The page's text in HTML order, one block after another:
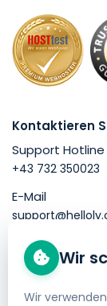
Kontaktieren
Support Hotline
+43 732 350023
E-Mail
Gut zu wissen
Wir
Wir